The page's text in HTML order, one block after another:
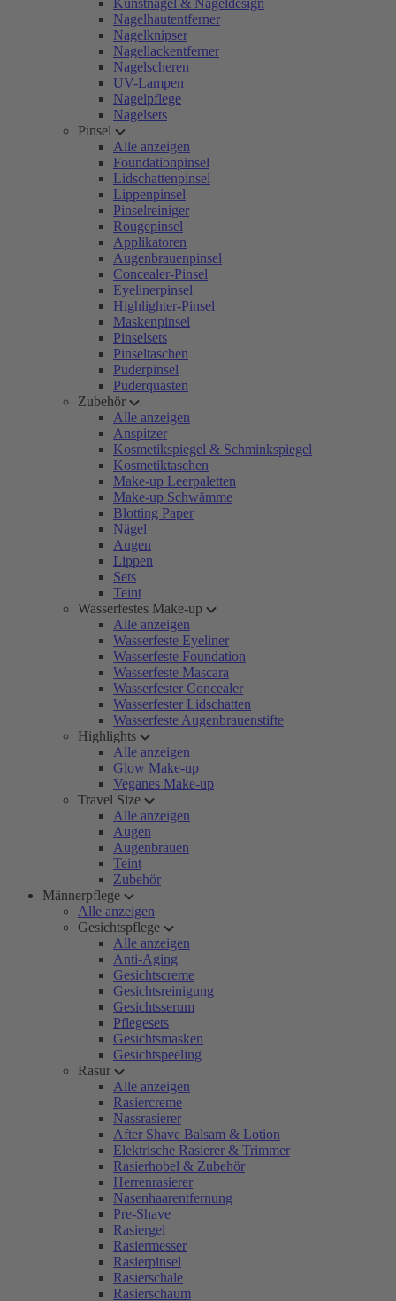
Kunstnägel & Nageldesign
Nagelhautentferner
Nagelknipser
Nagellackentferner
Nagelscheren
UV-Lampen
Nagelpflege
Nagelsets
Pinsel
Alle anzeigen
Foundationpinsel
Lidschattenpinsel
Lippenpinsel
Pinselreiniger
Rougepinsel
Applikatoren
Augenbrauenpinsel
Concealer-Pinsel
Eyelinerpinsel
Highlighter-Pinsel
Maskenpinsel
Pinselsets
Pinseltaschen
Puderpinsel
Puderquasten
Zubehör
Alle anzeigen
Anspitzer
Kosmetikspiegel & Schminkspiegel
Kosmetiktaschen
Make-up Leerpaletten
Make-up Schwämme
Blotting Paper
Nägel
Augen
Lippen
Sets
Teint
Wasserfestes Make-up
Alle anzeigen
Wasserfeste Eyeliner
Wasserfeste Foundation
Wasserfeste Mascara
Wasserfester Concealer
Wasserfester Lidschatten
Wasserfeste Augenbrauenstifte
Highlights
Alle anzeigen
Glow Make-up
Veganes Make-up
Travel Size
Alle anzeigen
Augen
Augenbrauen
Teint
Zubehör
Männerpflege
Alle anzeigen
Gesichtspflege
Alle anzeigen
Anti-Aging
Gesichtscreme
Gesichtsreinigung
Gesichtsserum
Pflegesets
Gesichtsmasken
Gesichtspeeling
Rasur
Alle anzeigen
Rasiercreme
Nassrasierer
After Shave Balsam & Lotion
Elektrische Rasierer & Trimmer
Rasierhobel & Zubehör
Herrenrasierer
Nasenhaarentfernung
Pre-Shave
Rasiergel
Rasiermesser
Rasierpinsel
Rasierschale
Rasierschaum